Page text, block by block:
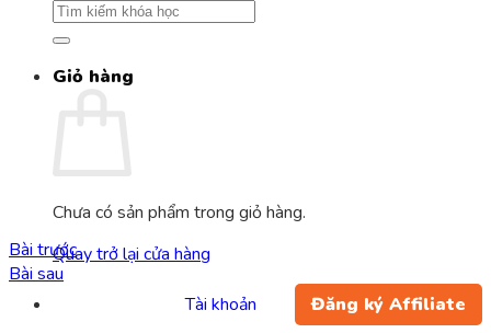
Giỏ hàng
Chưa có sản phẩm trong giỏ hàng.
Quay trở lại cửa hàng
Tài khoản Đăng ký Affiliate
Bài trước
Bài sau